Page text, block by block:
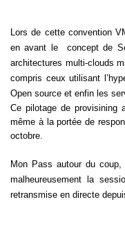
Lors de cette convention
en avant le
concept de
architectures multi-clouds
compris ceux utilisant
Open source et enfin les
Ce pilotage de provisining
même à la portée de
octobre.
Mon Pass autour du
malheureusement la
retransmise en directe